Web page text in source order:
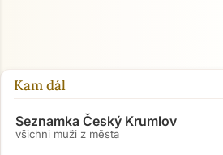
Kam dál
Seznamka Český Krumlov
všichni muži z města